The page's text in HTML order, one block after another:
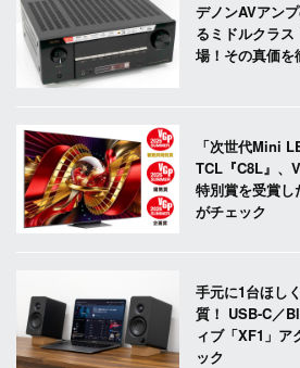
デノンAVアン
るミドルクラス
場！その真価を
「次世代Mini
TCL『C8L』、
特別賞を受賞
がチェック
手元に1台ほし
質！ USB-C／
ィブ「XF1」ア
ック